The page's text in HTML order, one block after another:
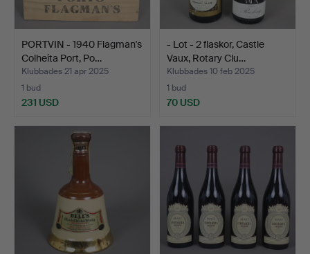
PORTVIN - 1940 Flagman's
Colheita Port, Po…
Klubbades 21 apr 2025
1 bud
231 USD
- Lot - 2 flaskor, Castle
Vaux, Rotary Clu…
Klubbades 10 feb 2025
1 bud
70 USD